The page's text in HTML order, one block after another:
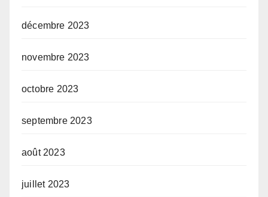
décembre 2023
novembre 2023
octobre 2023
septembre 2023
août 2023
juillet 2023